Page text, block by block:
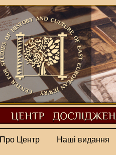
Про Центр Наші видання